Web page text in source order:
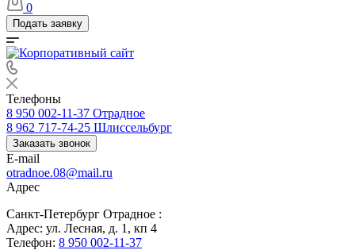
0
Подать заявку
Телефоны
8 950 002-11-37 Отрадное
8 962 717-74-25 Шлиссельбург
Заказать звонок
E-mail
otradnoe.08@mail.ru
Адрес
Санкт-Петербург Отрадное :
Адрес: ул. Лесная, д. 1, кп 4
Телефон: 8 950 002-11-37